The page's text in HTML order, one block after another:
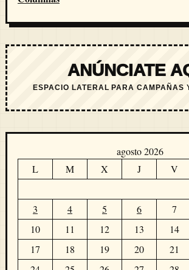
ANÚNCIATE
ESPACIO LATERAL PARA CAMPAÑAS
agosto 2026
L
M X J V
3
4 5 6 7
10
11 12 13 14
17
18 19 20 21